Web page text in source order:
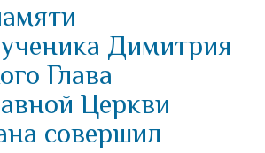
Димитрия
Глава
Церкви
совершил